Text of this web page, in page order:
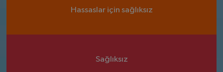
Hassaslar için sağlıksız
Sağlıksız